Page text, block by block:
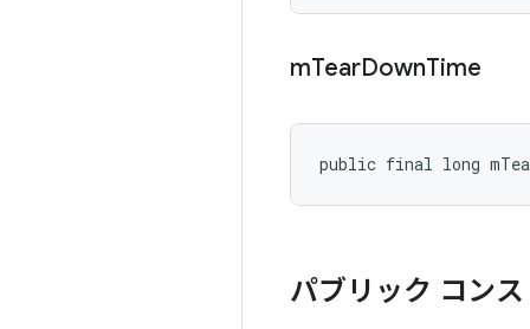
mTearDownTime
public final long
パブリック コン